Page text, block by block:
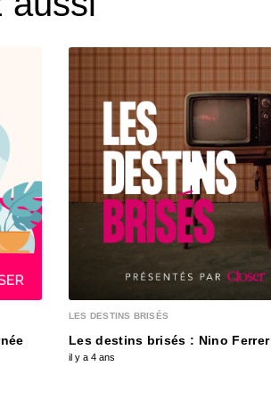
LES DESTINS BRISÉS
Les destins brisés : Nino Ferrer
il y a 4 ans